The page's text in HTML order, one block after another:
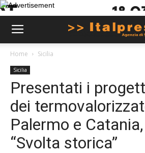
Home Sicilia
Sicilia
Presentati i
dei
Palermo e
“Svolta storica”